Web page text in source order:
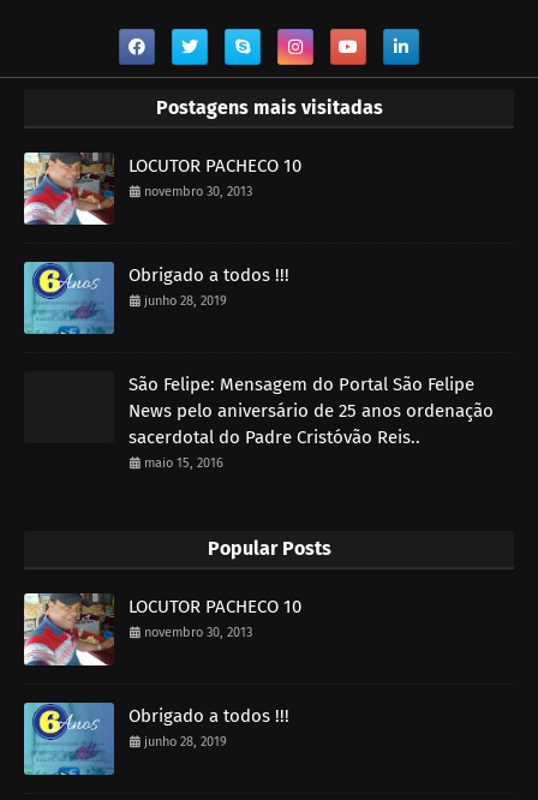
Postagens mais visitadas
LOCUTOR PACHECO 10
novembro 30, 2013
Obrigado a todos !!!
junho 28, 2019
São Felipe: Mensagem do Portal São Felipe
News pelo aniversário de 25 anos ordenação
sacerdotal do Padre Cristóvão Reis..
maio 15, 2016
Popular Posts
LOCUTOR PACHECO 10
novembro 30, 2013
Obrigado a todos !!!
junho 28, 2019